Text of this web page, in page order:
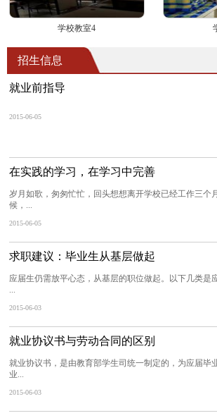
学校教室4
招生信息
就业前指导
2015-06-05
在实践的学习，在学习中完善
岁月如歌，匆匆忙忙，回头想想离开学校已经工作三个
候，...
2015-06-05
求职建议：毕业生从基层做起
应届生仍需放平心态，从基层的职位做起。以下几类是
...
2015-06-03
就业协议书与劳动合同的区别
就业协议书，是由教育部学生司统一制定的，为应届毕
业...
2015-06-03